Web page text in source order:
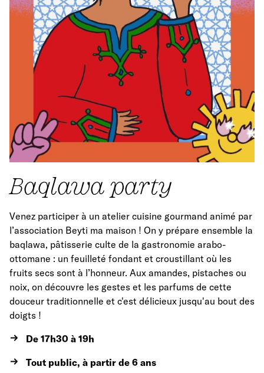
Baqlawa party
Venez participer à un atelier cuisine gourmand animé par
l’association Beyti ma maison ! On y prépare ensemble la
baqlawa, pâtisserie culte de la gastronomie arabo-
ottomane : un feuilleté fondant et croustillant où les
fruits secs sont à l’honneur. Aux amandes, pistaches ou
noix, on découvre les gestes et les parfums de cette
douceur traditionnelle et c'est délicieux jusqu'au bout des
doigts !
De 17h30 à 19h
Tout public, à partir de 6 ans